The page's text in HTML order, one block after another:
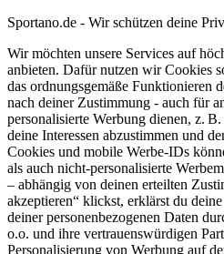
Sportano.de - Wir schützen deine
Wir möchten unsere Services auf
anbieten. Dafür nutzen wir Cookies
das ordnungsgemäße Funktionieren
nach deiner Zustimmung - auch für
personalisierte Werbung dienen, z.
deine Interessen abzustimmen und
Cookies und mobile Werbe-IDs
als auch nicht-personalisierte
– abhängig von deinen erteilten
akzeptieren“ klickst, erklärst du
deiner personenbezogenen Daten
o.o. und ihre vertrauenswürdigen
Personalisierung von Werbung auf